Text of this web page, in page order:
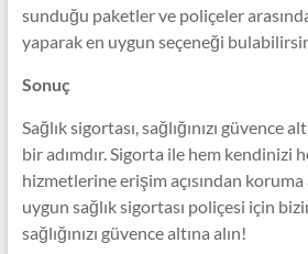
sunduğu paketler ve poliçeler
yaparak en uygun seçeneği
Sonuç
Sağlık sigortası, sağlığınızı güvence
bir adımdır. Sigorta ile hem kendinizi
hizmetlerine erişim açısından
uygun sağlık sigortası poliçesi için
sağlığınızı güvence altına alın!